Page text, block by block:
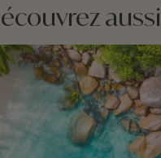
aussi